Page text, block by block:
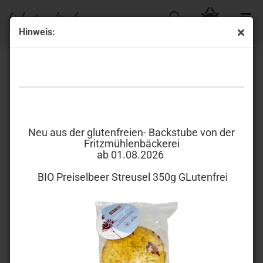
Hinweis:
Neu aus der glutenfreien- Backstube von der
Fritzmühlenbäckerei
ab 01.08.2026
BIO Preiselbeer Streusel 350g GLutenfrei